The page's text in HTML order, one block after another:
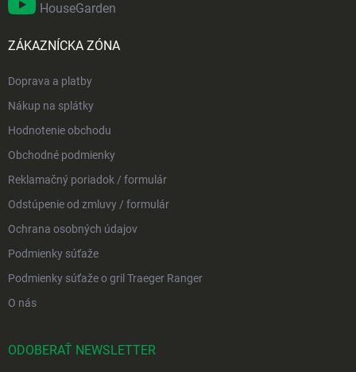
HouseGarden
ZÁKAZNÍCKA ZÓNA
Doprava a platby
Nákup na splátky
Hodnotenie obchodu
Obchodné podmienky
Reklamačný poriadok / formulár
Odstúpenie od zmluvy / formulár
Ochrana osobných údajov
Podmienky súťaže
Podmienky súťaže o gril Traeger Ranger
O nás
ODOBERAŤ NEWSLETTER